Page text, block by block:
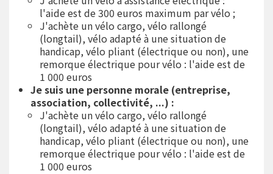
l'aide est de 300 euros maximum par vélo ;
J'achète un vélo cargo, vélo rallongé
(longtail), vélo adapté à une situation de
handicap, vélo pliant (électrique ou non), une
remorque électrique pour vélo : l'aide est de
1 000 euros
Je suis une personne morale (entreprise,
association, collectivité, ...) :
J'achète un vélo cargo, vélo rallongé
(longtail), vélo adapté à une situation de
handicap, vélo pliant (électrique ou non), une
remorque électrique pour vélo : l'aide est de
1 000 euros